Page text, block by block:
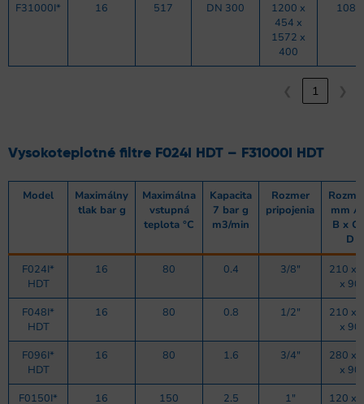
F31000I* 16 517 DN 300
1200 x
454 x
1572 x
400
1083
1
Vysokoteplotné filtre F024I HDT – F31000I HDT
Model
Maximálny
tlak bar g
Maximálna
vstupná
teplota °C
Kapacita
7 bar g
m3/min
Rozmer
pripojenia
mm A
B x C
D
F024I*
HDT
16 80 0.4 3/8″
210 x
x 90
F048I*
HDT
16 80 0.8 1/2″
210 x
x 90
F096I*
HDT
16 80 1.6 3/4″
280 x
x 90
F0150I*
16 150 2.5 1″
120 x